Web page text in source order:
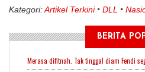
Kategori:Artikel Terkini DLL
BERITA
Merasa difitnah. Tak tinggal diam Fendi